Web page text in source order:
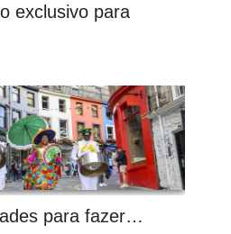
exclusivo para
para fazer…